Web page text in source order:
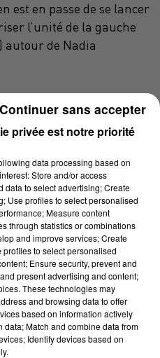
est en passe de se lancer
l’unité de la gauche
autour de Nadia
JLM
squeezer » la candidate
des possibles, l’actuel
a clairement
Citoyen comme
dynamique la plus forte ».
pourtant de ce chantre
n’est pas« un perdreau de
rupture, clivant, symbole
qui tous les grands projets
ajoute le maire LR,« est
Cohen, du bilan
privée est notre priorité
data processing based on
Store and/or access
data to select advertising; Create
Use profiles to select personalised
Measure content
through statistics or combinations
and improve services; Create
to select personalised
Ensure security, prevent and
present advertising and content;
These technologies may
and browsing data to offer
based on information actively
Match and combine data from
Identify devices based on
Continuer sans accepter